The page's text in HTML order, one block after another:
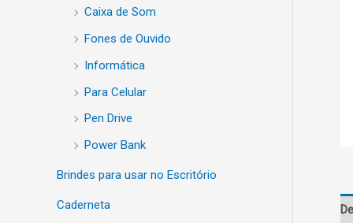
Caixa de Som
Fones de Ouvido
Informática
Para Celular
Pen Drive
Power Bank
Brindes para usar no Escritório
Caderneta